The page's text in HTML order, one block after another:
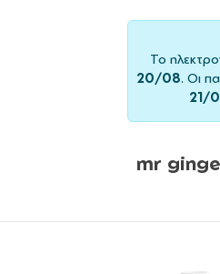
Το
20/08. Οι
21/
mr